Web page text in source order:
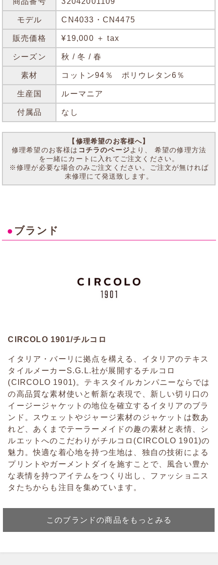
モデル CN4033・CN4475
販売価格 ¥19,000 ＋ tax
シーズン 秋 / 冬 / 春
素材 コットン94％ ポリウレタン6％
生産国 ルーマニア
付属品 なし
【修理希望のお客様へ】
修理希望のお客様は コチラのページより、 希望の修理方法
を一緒にカートに入れてご注文ください。
※修理が必要な場合のみご注文ください。ご注文が無ければ
未修理にて発送致します。
● ブランド
CIRCOLO 1901/チルコロ
イタリア・バーリに拠点を構える、イタリアのテキス
タイルメーカーS.G.L.社が展開するチルコロ
(CIRCOLO 1901)。テキスタイルカンパニーならでは
の高品質な素材使いと斬新な表現で、新しい切り口の
イージージャケットの地位を確立するイタリアのブラ
ンド。スウェットやジャージ素材のジャケットは数あ
れど、あくまでテーラーメイドの趣の素材と表情、シ
ルエットへのこだわりがチルコロ(CIRCOLO 1901)の
魅力。快適な着心地を持つ生地は、独自の技術による
プリントやガーメントダイを施すことで、風合い豊か
な表情を持つアイテムをつくり出し、ファッショニス
タたちからも注目を集めています。
このブランドの商品をもっとみる